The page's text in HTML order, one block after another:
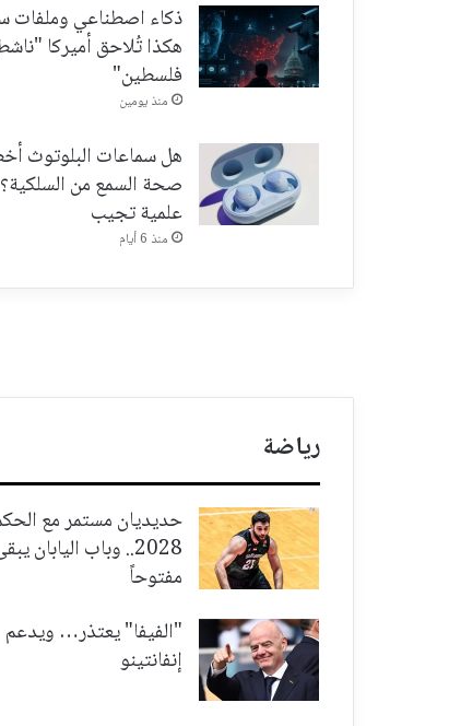
ذكاء اصطناعي وملفات
هكذا تُلاحق أميركا
فلسطين"
منذ يومين
هل سماعات البلوتوث
صحة السمع من السلكية؟
علمية تجيب
منذ 6 أيام
رياضة
حديديان مستمر مع
2028.. وباب اليابان
مفتوحاً
"الفيفا" يعتذر… ويدعم
إنفانتينو